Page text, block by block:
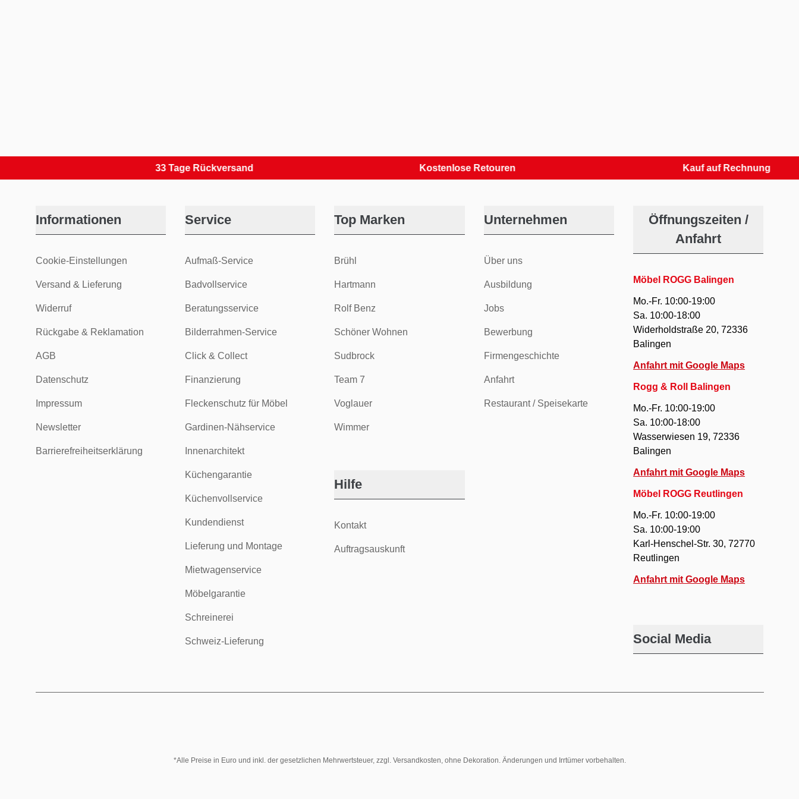
33 Tage Rückversand Kostenlose Retouren Kauf auf Rechnung
Informationen
Cookie-Einstellungen
Versand & Lieferung
Widerruf
Rückgabe & Reklamation
AGB
Datenschutz
Impressum
Newsletter
Barrierefreiheitserklärung
Service
Aufmaß-Service
Badvollservice
Beratungsservice
Bilderrahmen-Service
Click & Collect
Finanzierung
Fleckenschutz für Möbel
Gardinen-Nähservice
Innenarchitekt
Küchengarantie
Küchenvollservice
Kundendienst
Lieferung und Montage
Mietwagenservice
Möbelgarantie
Schreinerei
Schweiz-Lieferung
Top Marken
Brühl
Hartmann
Rolf Benz
Schöner Wohnen
Sudbrock
Team 7
Voglauer
Wimmer
Hilfe
Kontakt
Auftragsauskunft
Unternehmen
Über uns
Ausbildung
Jobs
Bewerbung
Firmengeschichte
Anfahrt
Restaurant / Speisekarte
Öffnungszeiten /
Anfahrt
Möbel ROGG Balingen
Mo.-Fr. 10:00-19:00
Sa. 10:00-18:00
Widerholdstraße 20, 72336
Balingen
Anfahrt mit Google Maps
Rogg & Roll Balingen
Mo.-Fr. 10:00-19:00
Sa. 10:00-18:00
Wasserwiesen 19, 72336
Balingen
Anfahrt mit Google Maps
Möbel ROGG Reutlingen
Mo.-Fr. 10:00-19:00
Sa. 10:00-19:00
Karl-Henschel-Str. 30, 72770
Reutlingen
Anfahrt mit Google Maps
Social Media
*Alle Preise in Euro und inkl. der gesetzlichen Mehrwertsteuer, zzgl. Versandkosten, ohne Dekoration. Änderungen und Irrtümer vorbehalten.